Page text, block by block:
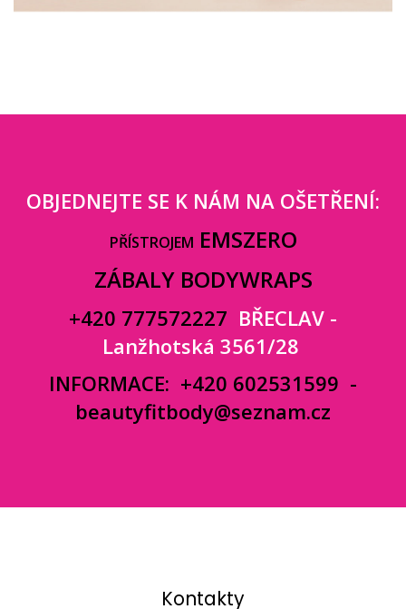
OBJEDNEJTE SE K NÁM NA OŠETŘENÍ:
PŘÍSTROJEM EMSZERO
ZÁBALY BODYWRAPS
+420 777572227 BŘECLAV -
Lanžhotská 3561/28
INFORMACE: +420 602531599 -
beautyfitbody@seznam.cz
Kontakty